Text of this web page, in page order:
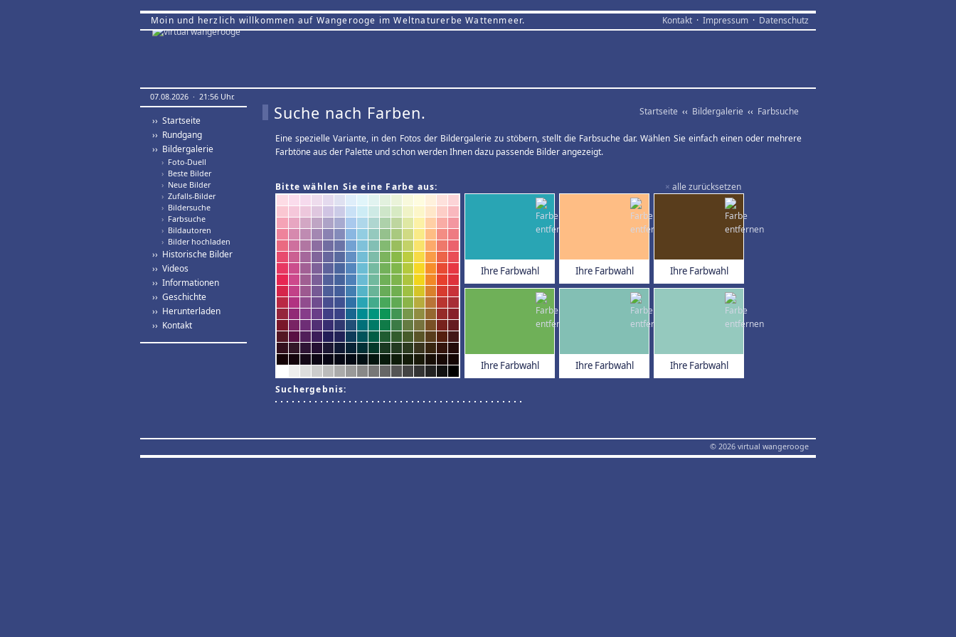
Moin und herzlich willkommen auf Wangerooge im Weltnaturerbe Wattenmeer. Kontakt · Impressum · Datenschutz
07.08.2026 · 21:56 Uhr.
›› Startseite
›› Rundgang
›› Bildergalerie
› Foto-Duell
› Beste Bilder
› Neue Bilder
› Zufalls-Bilder
› Bildersuche
› Farbsuche
› Bildautoren
› Bilder hochladen
›› Historische Bilder
›› Videos
›› Informationen
›› Geschichte
›› Herunterladen
›› Kontakt
Startseite ‹‹ Bildergalerie ‹‹ Farbsuche
Suche nach Farben.
Eine spezielle Variante, in den Fotos der Bildergalerie zu stöbern, stellt die Farbsuche dar. Wählen Sie einfach einen oder mehrere
Farbtöne aus der Palette und schon werden Ihnen dazu passende Bilder angezeigt.
× alle zurücksetzen
Bitte wählen Sie eine Farbe aus:
Ihre Farbwahl Ihre Farbwahl Ihre Farbwahl
Ihre Farbwahl Ihre Farbwahl Ihre Farbwahl
Suchergebnis:
© 2026 virtual wangerooge